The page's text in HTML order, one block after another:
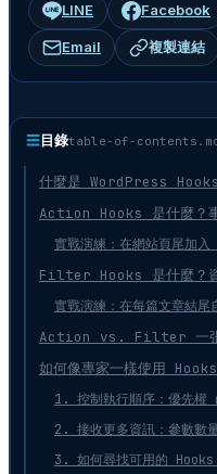
LINE Facebook
Email 複製連結
☰目錄table-of-
什麼是 WordPress Hooks
Action Hooks 是什麼？事
實戰演練：在網站頁尾
Filter Hooks 是什麼？資
實戰演練：在每篇文章結尾
Action vs. Filter 一張
如何像專家一樣使用
1. 控制執行順序：優先
2. 接收更多資訊：參數數
3. 如何尋找可用的 Hooks